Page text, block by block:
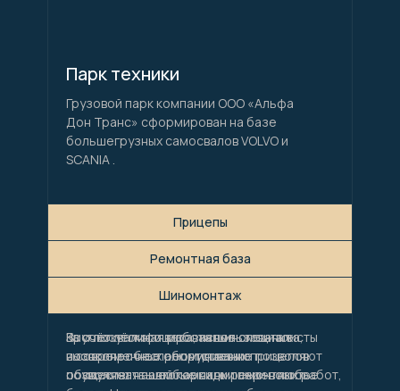
Парк техники
Грузовой парк компании ООО «Альфа
Дон Транс» сформирован на базе
большегрузных самосвалов VOLVO и
SCANIA .
Шиномонтаж
Шиномонтаж
Круглосуточная работа шиномонтажа,
позволяет беспрепятственно
обслуживать автопарк компании в любое
Ремонтная база
Ремонтная база
Высококвалифицированные специалисты
и современное оборудование позволяют
осуществлять любые виды ремонтных работ,
Прицепы
Прицепы
За счёт лёгкого веса, использование
высокопрочных алюминиевых прицепов
позволяет нашей компании перевозить